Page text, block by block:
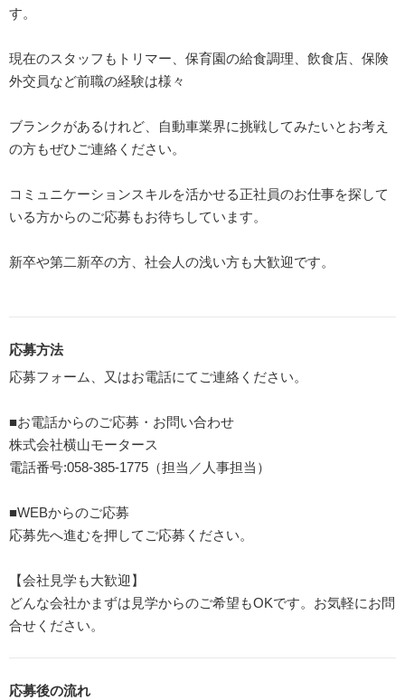
す。
現在のスタッフもトリマー、保育園の給食調理、飲食店、保険
外交員など前職の経験は様々
ブランクがあるけれど、自動車業界に挑戦してみたいとお考え
の方もぜひご連絡ください。
コミュニケーションスキルを活かせる正社員のお仕事を探して
いる方からのご応募もお待ちしています。
新卒や第二新卒の方、社会人の浅い方も大歓迎です。
応募方法
応募フォーム、又はお電話にてご連絡ください。
■お電話からのご応募・お問い合わせ
株式会社横山モータース
電話番号:058-385-1775（担当／人事担当）
■WEBからのご応募
応募先へ進むを押してご応募ください。
【会社見学も大歓迎】
どんな会社かまずは見学からのご希望もOKです。お気軽にお問
合せください。
応募後の流れ